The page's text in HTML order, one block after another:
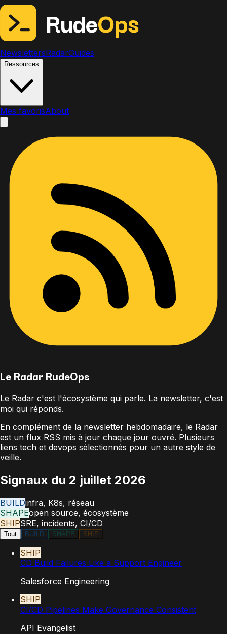
RudeOps
NewslettersRadarGuides
Ressources
Mes favorisAbout
Le Radar RudeOps
Le Radar c'est l'écosystème qui parle. La newsletter, c'est
moi qui réponds.
En complément de la newsletter hebdomadaire, le Radar
est un flux RSS mis à jour chaque jour ouvré. Plusieurs
liens tech et devops sélectionnés pour un autre style de
veille.
Signaux du 2 juillet 2026
BUILDinfra, K8s, réseau
SHAPEopen source, écosystème
SHIPSRE, incidents, CI/CD
Tout BUILD SHAPE SHIP
SHIP
CD Build Failures Like a Support Engineer
Salesforce Engineering
SHIP
CI/CD Pipelines Make Governance Consistent
API Evangelist